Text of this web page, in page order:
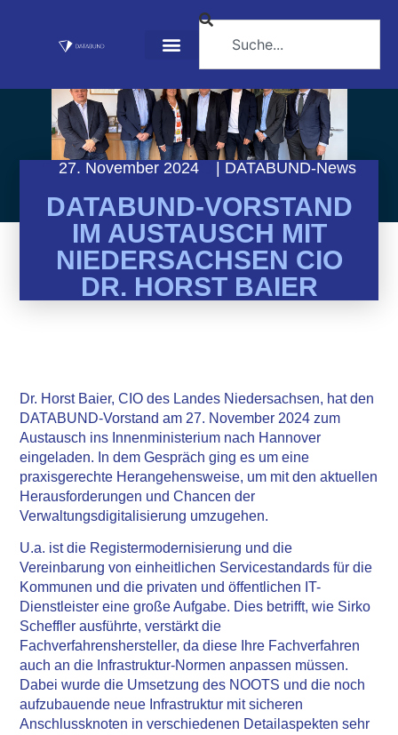
27. November 2024 DATABUND-News
DATABUND-VORSTAND
IM AUSTAUSCH MIT
NIEDERSACHSEN CIO
DR. HORST BAIER
Dr. Horst Baier, CIO des Landes Niedersachsen, hat den
DATABUND-Vorstand am 27. November 2024 zum
Austausch ins Innenministerium nach Hannover
eingeladen. In dem Gespräch ging es um eine
praxisgerechte Herangehensweise, um mit den aktuellen
Herausforderungen und Chancen der
Verwaltungsdigitalisierung umzugehen.
U.a. ist die Registermodernisierung und die
Vereinbarung von einheitlichen Servicestandards für die
Kommunen und die privaten und öffentlichen IT-
Dienstleister eine große Aufgabe. Dies betrifft, wie Sirko
Scheffler ausführte, verstärkt die
Fachverfahrenshersteller, da diese Ihre Fachverfahren
auch an die Infrastruktur-Normen anpassen müssen.
Dabei wurde die Umsetzung des NOOTS und die noch
aufzubauende neue Infrastruktur mit sicheren
Anschlussknoten in verschiedenen Detailaspekten sehr